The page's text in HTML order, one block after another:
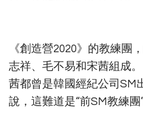
《創造營2020》的教練團
志祥、毛不易和宋茜組成
茜都曾是韓國經紀公司SM
說，這難道是“前SM教練團